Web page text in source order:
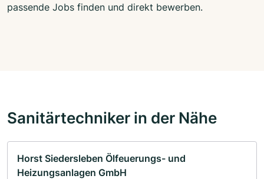
passende Jobs finden und direkt bewerben.
Sanitärtechniker in der Nähe
Horst Siedersleben Ölfeuerungs- und
Heizungsanlagen GmbH